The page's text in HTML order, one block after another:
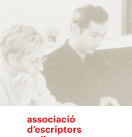
contingut